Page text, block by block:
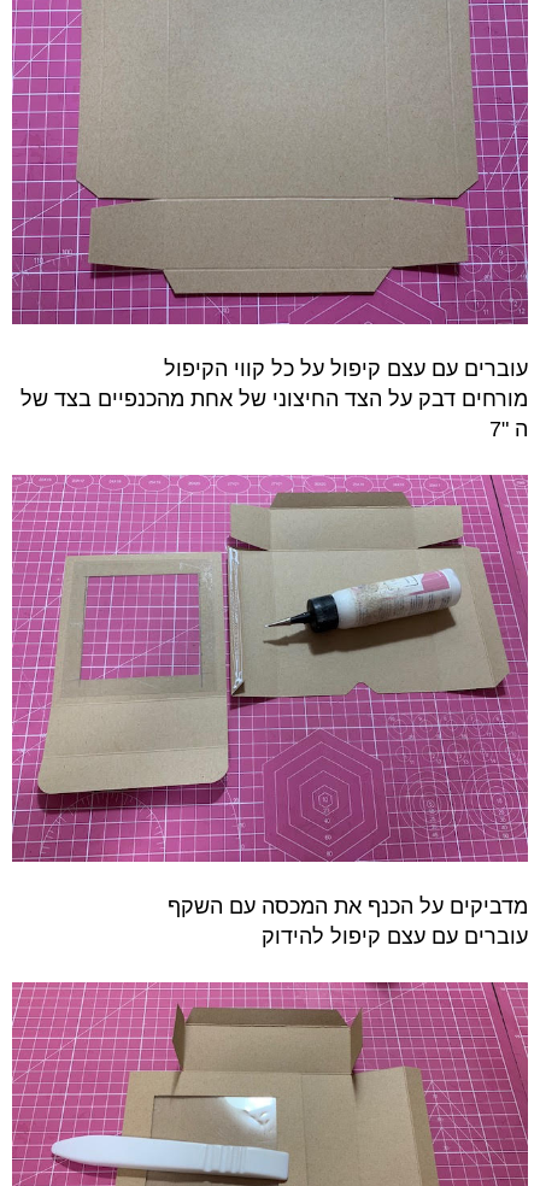
עוברים עם עצם קיפול על כל קווי הקיפול
מורחים דבק על הצד החיצוני של אחת מהכנפיים בצד של
ה "7
מדביקים על הכנף את המכסה עם השקף
עוברים עם עצם קיפול להידוק